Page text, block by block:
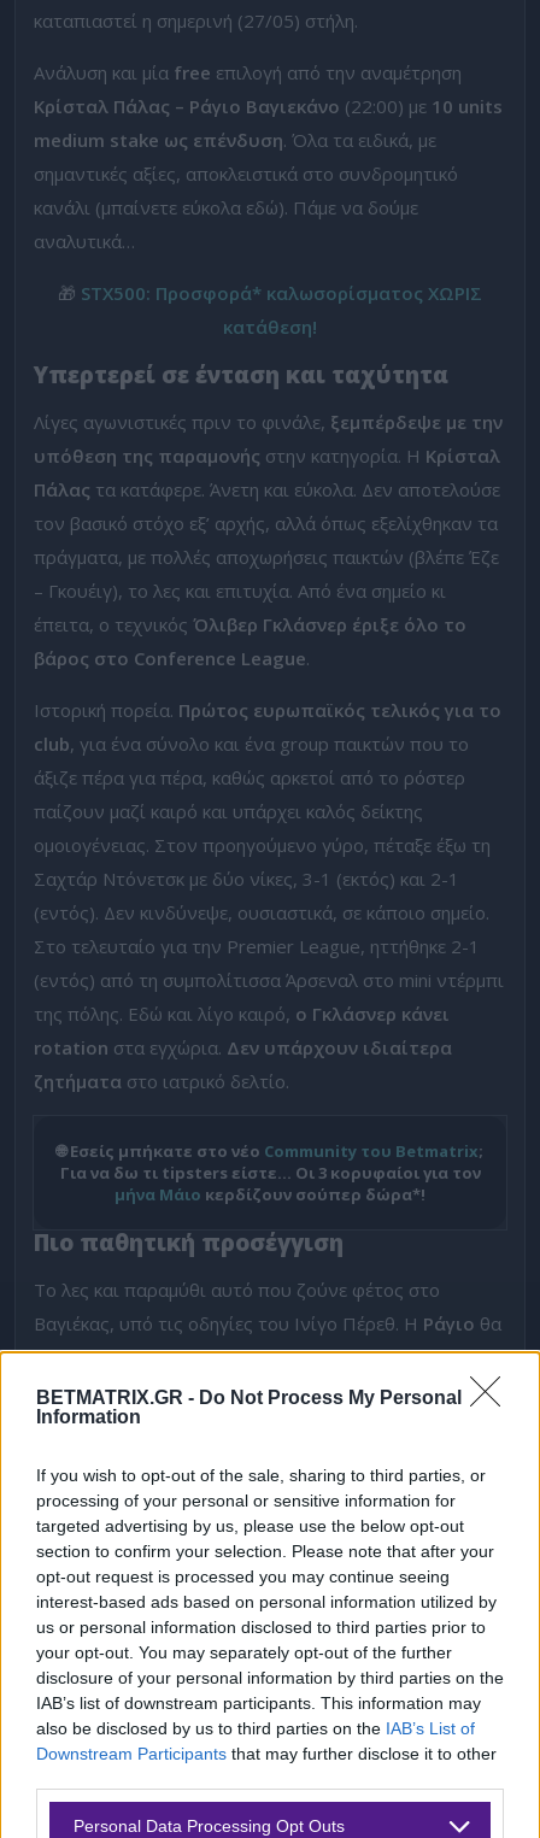
BETMATRIX.GR - Do Not Process My Personal
Information
If you wish to opt-out of the sale, sharing to third parties, or
processing of your personal or sensitive information for
targeted advertising by us, please use the below opt-out
section to confirm your selection. Please note that after your
opt-out request is processed you may continue seeing
interest-based ads based on personal information utilized by
us or personal information disclosed to third parties prior to
your opt-out. You may separately opt-out of the further
disclosure of your personal information by third parties on the
IAB’s list of downstream participants. This information may
also be disclosed by us to third parties on the IAB’s List of
Downstream Participants that may further disclose it to other
Please note that this website/app uses one or more Google
Personal Data Processing Opt Outs
καταπιαστεί η σημερινή (27/05) στήλη.
Ανάλυση και μία free επιλογή από την αναμέτρηση
Κρίσταλ Πάλας – Ράγιο Βαγιεκάνο (22:00) με 10 units
medium stake ως επένδυση. Όλα τα ειδικά, με
σημαντικές αξίες, αποκλειστικά στο συνδρομητικό
κανάλι (μπαίνετε εύκολα εδώ). Πάμε να δούμε
αναλυτικά…
🎁 STX500: Προσφορά* καλωσορίσματος ΧΩΡΙΣ
κατάθεση!
Υπερτερεί σε ένταση και ταχύτητα
Λίγες αγωνιστικές πριν το φινάλε, ξεμπέρδεψε με την
υπόθεση της παραμονής στην κατηγορία. Η Κρίσταλ
Πάλας τα κατάφερε. Άνετη και εύκολα. Δεν αποτελούσε
τον βασικό στόχο εξ’ αρχής, αλλά όπως εξελίχθηκαν τα
πράγματα, με πολλές αποχωρήσεις παικτών (βλέπε Έζε
– Γκουέιγ), το λες και επιτυχία. Από ένα σημείο κι
έπειτα, ο τεχνικός Όλιβερ Γκλάσνερ έριξε όλο το
βάρος στο Conference League.
Ιστορική πορεία. Πρώτος ευρωπαϊκός τελικός για το
club, για ένα σύνολο και ένα group παικτών που το
άξιζε πέρα για πέρα, καθώς αρκετοί από το ρόστερ
παίζουν μαζί καιρό και υπάρχει καλός δείκτης
ομοιογένειας. Στον προηγούμενο γύρο, πέταξε έξω τη
Σαχτάρ Ντόνετσκ με δύο νίκες, 3-1 (εκτός) και 2-1
(εντός). Δεν κινδύνεψε, ουσιαστικά, σε κάποιο σημείο.
Στο τελευταίο για την Premier League, ηττήθηκε 2-1
(εντός) από τη συμπολίτισσα Άρσεναλ στο mini ντέρμπι
της πόλης. Εδώ και λίγο καιρό, ο Γκλάσνερ κάνει
rotation στα εγχώρια. Δεν υπάρχουν ιδιαίτερα
ζητήματα στο ιατρικό δελτίο.
🌐 Εσείς μπήκατε στο νέο Community του Betmatrix;
Για να δω τι tipsters είστε… Οι 3 κορυφαίοι για τον
μήνα Μάιο κερδίζουν σούπερ δώρα*!
Πιο παθητική προσέγγιση
Το λες και παραμύθι αυτό που ζούνε φέτος στο
Βαγιέκας, υπό τις οδηγίες του Ινίγο Πέρεθ. Η Ράγιο θα
παίξει -κι αυτή- τον πρώτο ευρωπαϊκό τελικό της
ιστορίας της. Το κίνητρο και η θέληση είναι μεγάλη.
Όπως και η προσμονή. Φέτος, στη La Liga, έγινε ένας
μαθηματικές ελπίδες να λάβει ευρωπαϊκό εισιτήριο (!!).
Η Ράγιο με ρελάνς στο φινάλε, τερμάτισε 8η (!!) από
εκεί που μέσα Απριλίουτην διακατείχε το άγχος για
τη σωτηρία. Τέλος καλό, όλα καλά για το γαλατικό
χωριό του Βάσκου, Ινίγο Πέρεθ.
Παρένθεση. Τον θέλουν πολλές ομάδες για τη νέα
σεζόν,κυρίως εντός Ισπανίας. Τελευταία ήττα της
Ράγιο;Στη ρεβάνς με την ΑΕΚ στην OPAP Arena, εκεί
κακό για την ίδια. Ούτε που θα καταγραφεί σαν